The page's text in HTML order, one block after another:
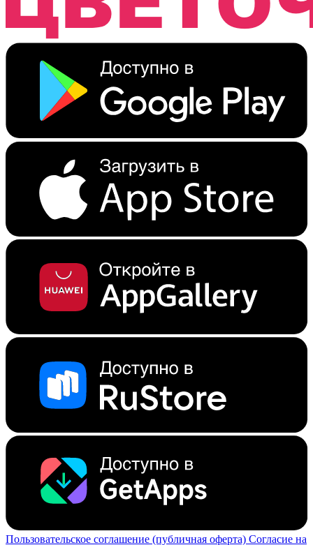
Пользовательское соглашение (публичная оферта) Согласие на